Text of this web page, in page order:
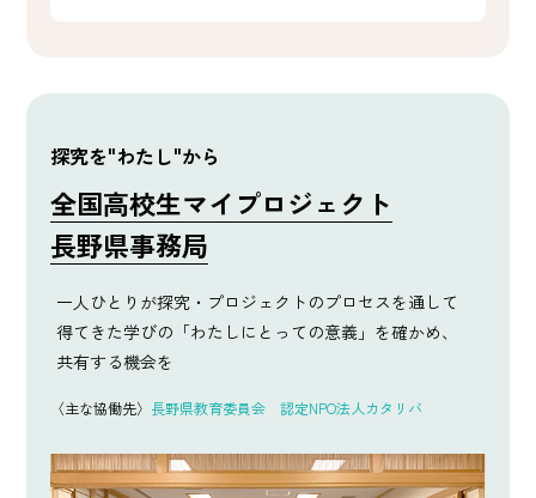
探究を"わたし"から
全国高校生マイプロジェクト
長野県事務局
一人ひとりが探究・プロジェクトのプロセスを通して
得てきた学びの「わたしにとっての意義」を確かめ、
共有する機会を
〈主な協働先〉 長野県教育委員会 認定NPO法人カタリバ